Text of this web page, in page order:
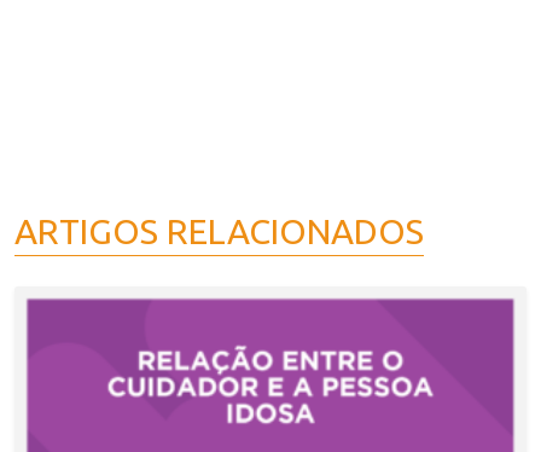
ARTIGOS RELACIONADOS